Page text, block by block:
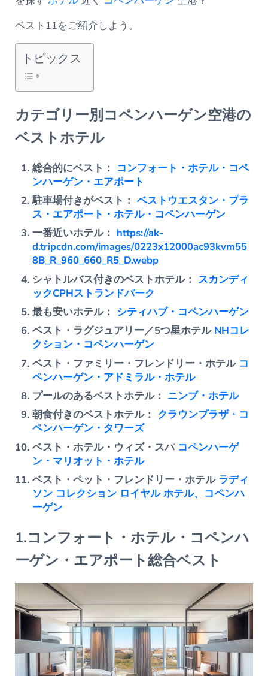
ベスト11をご紹介しよう。
トピックス
カテゴリー別コペンハーゲン空港の
ベストホテル
総合的にベスト： コンフォート・ホテル・コペ
ンハーゲン・エアポート
駐車場付きがベスト：ベストウエスタン・プラ
ス・エアポート・ホテル・コペンハーゲン
一番近いホテル： https://ak-
d.tripcdn.com/images/0223x12000ac93kvm55
8B_R_960_660_R5_D.webp
シャトルバス付きのベストホテル： スカンディ
ックCPHストランドパーク
最も安いホテル： シティハブ・コペンハーゲン
ベスト・ラグジュアリー／5つ星ホテル NHコレ
クション・コペンハーゲン
ベスト・ファミリー・フレンドリー・ホテル コ
ペンハーゲン・アドミラル・ホテル
プールのあるベストホテル： ニンブ・ホテル
朝食付きのベストホテル： クラウンプラザ・コ
ペンハーゲン・タワーズ
ベスト・ホテル・ウィズ・スパ コペンハーゲ
ン・マリオット・ホテル
ベスト・ペット・フレンドリー・ホテル ラディ
ソン コレクション ロイヤル ホテル、コペンハ
ーゲン
1.コンフォート・ホテル・コペンハ
ーゲン・エアポート総合ベスト